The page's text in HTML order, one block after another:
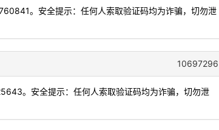
。安全提示：任何人索取验证码均为诈骗，切勿泄
10697296
。安全提示：任何人索取验证码均为诈骗，切勿泄